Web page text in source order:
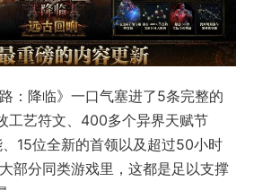
：降临》一口气塞进了5条完整的
工艺符文、400多个异界天赋节
15位全新的首领以及超过50小时
部分同类游戏里，这都是足以支撑